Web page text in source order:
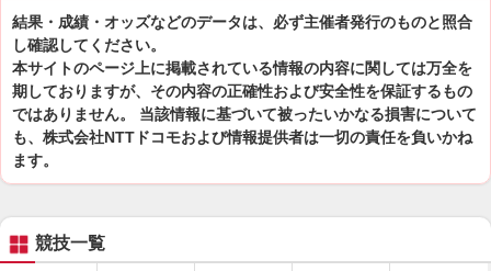
結果・成績・オッズなどのデータは、必ず主催者発行のものと照合
し確認してください。
本サイトのページ上に掲載されている情報の内容に関しては万全を
期しておりますが、その内容の正確性および安全性を保証するもの
ではありません。 当該情報に基づいて被ったいかなる損害について
も、株式会社NTTドコモおよび情報提供者は一切の責任を負いかね
ます。
競技一覧